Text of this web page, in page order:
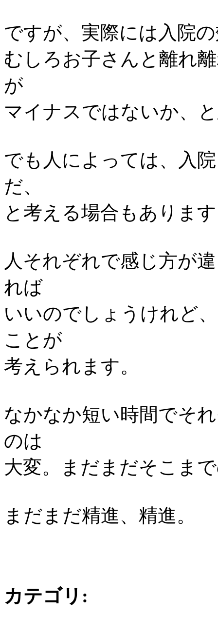
ですが、実際には入院
むしろお子さんと離れ
が
マイナスではないか、
でも人によっては、入
だ、
と考える場合もありま
人それぞれで感じ方が
れば
いいのでしょうけれど
ことが
考えられます。
なかなか短い時間でそ
のは
大変。まだまだそこま
まだまだ精進、精進。
カテゴリ :